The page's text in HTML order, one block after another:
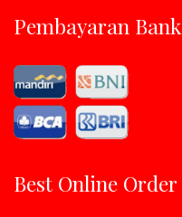
Pembayaran Bank
Best Online Order